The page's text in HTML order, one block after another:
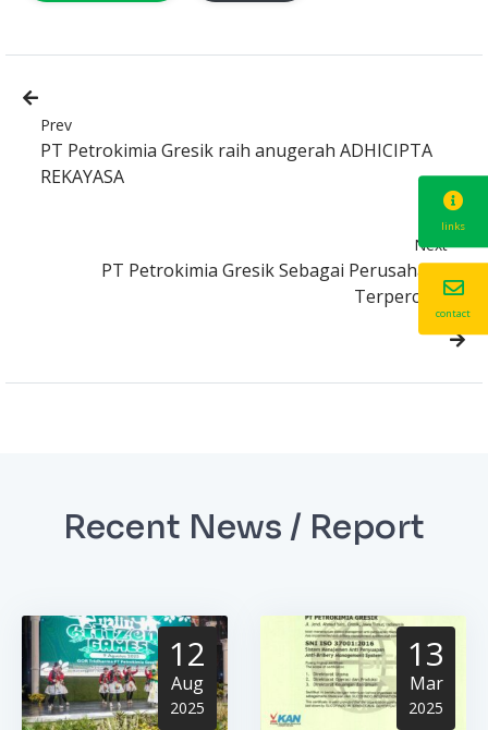
Prev
PT Petrokimia Gresik raih anugerah ADHICIPTA
REKAYASA
Next
PT Petrokimia Gresik Sebagai Perusahaan
Terpercaya
Recent News / Report
12
Aug
2025
13
Mar
2025
links
contact